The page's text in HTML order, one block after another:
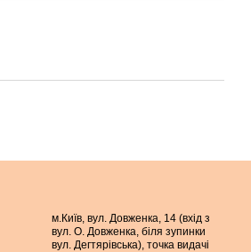
м.Київ, вул. Довженка, 14 (вхід з
вул. О. Довженка, біля зупинки
вул. Дегтярівська), точка видачі